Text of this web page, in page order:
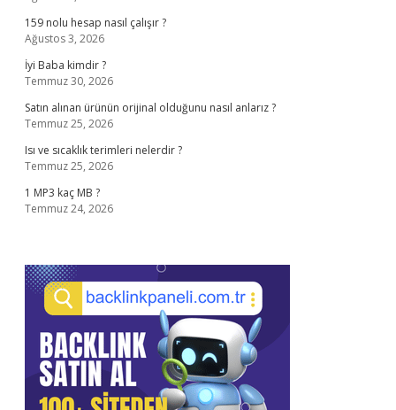
159 nolu hesap nasıl çalışır ?
Ağustos 3, 2026
İyi Baba kimdir ?
Temmuz 30, 2026
Satın alınan ürünün orijinal olduğunu nasıl anlarız ?
Temmuz 25, 2026
Isı ve sıcaklık terimleri nelerdir ?
Temmuz 25, 2026
1 MP3 kaç MB ?
Temmuz 24, 2026